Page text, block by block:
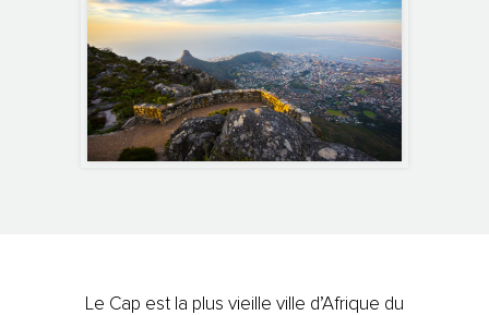
Le Cap est la plus vieille ville d’Afrique du